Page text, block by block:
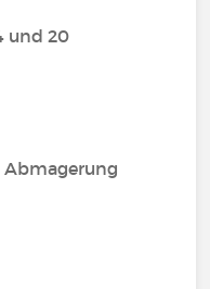
und 20